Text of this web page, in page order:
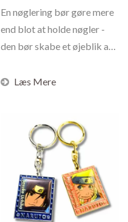
En nøglering bør gøre mere
end blot at holde nøgler -
den bør skabe et øjeblik af
Læs Mere